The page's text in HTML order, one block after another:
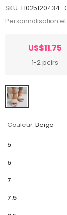
SKU: T1025120434
Personnalisation
US$11.75
1-2 pairs
Couleur: Beige
5
6
7
7.5